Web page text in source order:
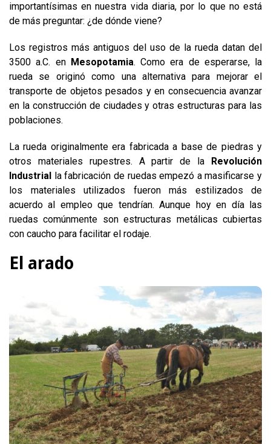
importantísimas en nuestra vida diaria, por lo que no está
de más preguntar: ¿de dónde viene?
Los registros más antiguos del uso de la rueda datan del
3500 a.C. en Mesopotamia. Como era de esperarse, la
rueda se originó como una alternativa para mejorar el
transporte de objetos pesados y en consecuencia avanzar
en la construcción de ciudades y otras estructuras para las
poblaciones.
La rueda originalmente era fabricada a base de piedras y
otros materiales rupestres. A partir de la Revolución
Industrial la fabricación de ruedas empezó a masificarse y
los materiales utilizados fueron más estilizados de
acuerdo al empleo que tendrían. Aunque hoy en día las
ruedas comúnmente son estructuras metálicas cubiertas
con caucho para facilitar el rodaje.
El arado